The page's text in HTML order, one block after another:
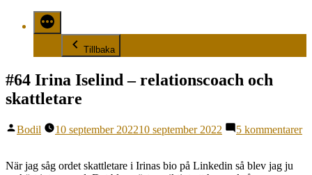
Tillbaka
#64 Irina Iselind – relationscoach och
skattletare
Publicerat
Bodil 10 september 202210 september 2022 5 kommentarertill
När jag såg ordet skattletare i Irinas bio på Linkedin så blev jag ju